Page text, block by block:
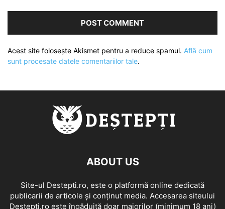
Acest site folosește Akismet pentru a reduce spamul. Află cum
sunt procesate datele comentariilor tale.
ABOUT US
Site-ul Destepti.ro, este o platformă online dedicată
publicarii de articole și conținut media. Accesarea siteului
Destepti.ro este îngăduită doar majorilor (minimum 18 ani)